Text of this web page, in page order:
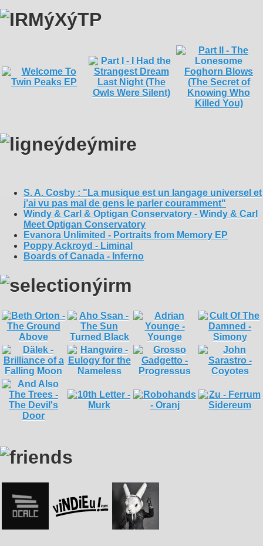
S. A. Cosby : "La musique est un langage universel et
j’ai vu pas mal de gens le parler couramment"
Windy & Carl & Optigan Conservatory - Windy & Carl
Meet Optigan Conservatory
Evanora Unlimited - Portraits from Memory EP
Poppy Ackroyd - Liminal
Boards of Canada - Inferno